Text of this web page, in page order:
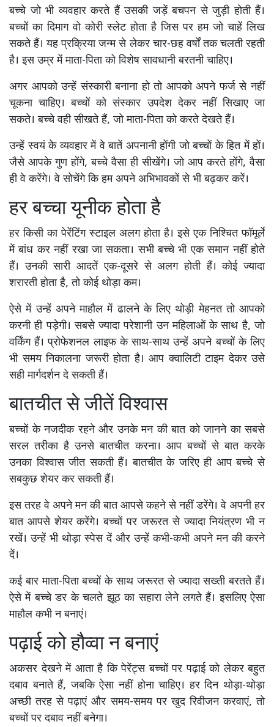
बच्चे जो भी व्यवहार करते हैं उसकी जड़ें बचपन से जुड़ी होती हैं।
बच्चों का दिमाग वो कोरी स्लेट होता है जिस पर हम जो चाहें लिख
सकते हैं। यह प्रक्रिया जन्म से लेकर चार-छह वर्षों तक चलती रहती
है। इस उम्र में माता-पिता को विशेष सावधानी बरतनी चाहिए।
अगर आपको उन्हें संस्कारी बनाना हो तो आपको अपने फर्ज से नहीं
चूकना चाहिए। बच्चों को संस्कार उपदेश देकर नहीं सिखाए जा
सकते। बच्चे वही सीखते हैं, जो माता-पिता को करते देखते हैं।
उन्हें स्वयं के व्यवहार में वे बातें अपनानी होंगी जो बच्चों के हित में हों।
जैसे आपके गुण होंगे, बच्चे वैसा ही सीखेंगे। जो आप करते होंगे, वैसा
ही वे करेंगे। वे सोचेंगे कि हम अपने अभिभावकों से भी बढ़कर करें।
हर बच्चा यूनीक होता है
हर किसी का पेरेंटिंग स्टाइल अलग होता है। इसे एक निश्चित फॉमूर्ले
में बांध कर नहीं रखा जा सकता। सभी बच्चे भी एक समान नहीं होते
हैं। उनकी सारी आदतें एक-दूसरे से अलग होती हैं। कोई ज्यादा
शरारती होता है, तो कोई थोड़ा कम।
ऐसे में उन्हें अपने माहौल में ढालने के लिए थोड़ी मेहनत तो आपको
करनी ही पड़ेगी। सबसे ज्यादा परेशानी उन महिलाओं के साथ है, जो
वर्किंग हैं। प्रोफेशनल लाइफ के साथ-साथ उन्हें अपने बच्चों के लिए
भी समय निकालना जरूरी होता है। आप क्वालिटी टाइम देकर उसे
सही मार्गदर्शन दे सकती हैं।
बातचीत से जीतें विश्वास
बच्चों के नजदीक रहने और उनके मन की बात को जानने का सबसे
सरल तरीका है उनसे बातचीत करना। आप बच्चों से बात करके
उनका विश्वास जीत सकती हैं। बातचीत के जरिए ही आप बच्चे से
सबकुछ शेयर कर सकती हैं।
इस तरह वे अपने मन की बात आपसे कहने से नहीं डरेंगे। वे अपनी हर
बात आपसे शेयर करेंगे। बच्चों पर जरूरत से ज्यादा नियंत्रण भी न
रखें। उन्हें भी थोड़ा स्पेस दें और उन्हें कभी-कभी अपने मन की करने
दें।
कई बार माता-पिता बच्चों के साथ जरूरत से ज्यादा सख्ती बरतते हैं।
ऐसे में बच्चे डर के चलते झूठ का सहारा लेने लगते हैं। इसलिए ऐसा
माहौल कभी न बनाएं।
पढ़ाई को हौव्वा न बनाएं
अकसर देखने में आता है कि पेरेंट्स बच्चों पर पढ़ाई को लेकर बहुत
दबाव बनाते हैं, जबकि ऐसा नहीं होना चाहिए। हर दिन थोड़ा-थोड़ा
अच्छी तरह से पढ़ाएं और समय-समय पर खुद रिवीजन करवाएं, तो
बच्चों पर दबाव नहीं बनेगा।